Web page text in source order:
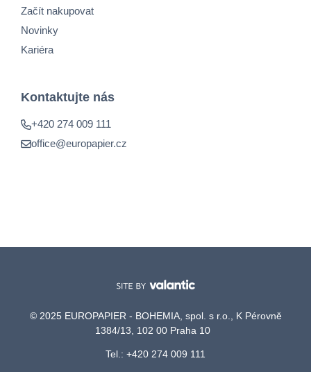
Začít nakupovat
Novinky
Kariéra
Kontaktujte nás
+420 274 009 111
office@europapier.cz
© 2025 EUROPAPIER - BOHEMIA, spol. s r.o., K Pérovně
1384/13, 102 00 Praha 10
Tel.: +420 274 009 111